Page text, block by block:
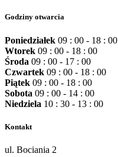
Godziny otwarcia
Poniedziałek 09 : 00 - 18 : 00
Wtorek 09 : 00 - 18 : 00
Środa 09 : 00 - 17 : 00
Czwartek 09 : 00 - 18 : 00
Piątek 09 : 00 - 18 : 00
Sobota 09 : 00 - 14 : 00
Niedziela 10 : 30 - 13 : 00
Kontakt
ul. Bociania 2